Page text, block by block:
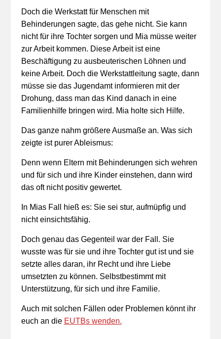
Doch die Werkstatt für Menschen mit
Behinderungen sagte, das gehe nicht. Sie kann
nicht für ihre Tochter sorgen und Mia müsse weiter
zur Arbeit kommen. Diese Arbeit ist eine
Beschäftigung zu ausbeuterischen Löhnen und
keine Arbeit. Doch die Werkstattleitung sagte, dann
müsse sie das Jugendamt informieren mit der
Drohung, dass man das Kind danach in eine
Familienhilfe bringen wird. Mia holte sich Hilfe.
Das ganze nahm größere Ausmaße an. Was sich
zeigte ist purer Ableismus:
Denn wenn Eltern mit Behinderungen sich wehren
und für sich und ihre Kinder einstehen, dann wird
das oft nicht positiv gewertet.
In Mias Fall hieß es: Sie sei stur, aufmüpfig und
nicht einsichtsfähig.
Doch genau das Gegenteil war der Fall. Sie
wusste was für sie und ihre Tochter gut ist und sie
setzte alles daran, ihr Recht und ihre Liebe
umsetzten zu können. Selbstbestimmt mit
Unterstützung, für sich und ihre Familie.
Auch mit solchen Fällen oder Problemen könnt ihr
euch an die EUTBs wenden.